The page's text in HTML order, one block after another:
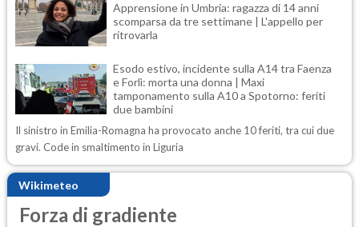
Apprensione in Umbria: ragazza di 14 anni
scomparsa da tre settimane | L'appello per
ritrovarla
Esodo estivo, incidente sulla A14 tra Faenza
e Forlì: morta una donna | Maxi
tamponamento sulla A10 a Spotorno: feriti
due bambini
Il sinistro in Emilia-Romagna ha provocato anche 10 feriti, tra cui due
gravi. Code in smaltimento in Liguria
Wikimeteo
Forza di gradiente